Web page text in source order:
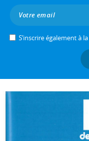
S’inscrire également à la